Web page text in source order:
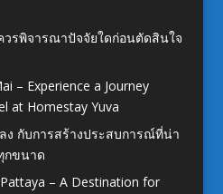
รพิจารณาปัจจัยใดก่อนตัดสินใจ
– Experience a Journey
at Homestay Yuva
ง กับการสร้างประสบการณ์ที่น่า
กขนาด
– A Destination for